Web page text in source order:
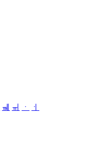
ㆋ ㆌ ㆍ
ㆎ